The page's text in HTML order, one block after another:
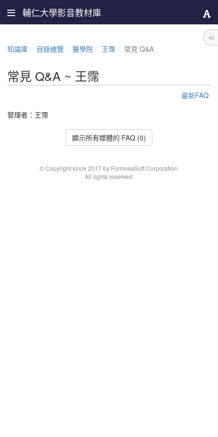
輔仁大學影音教材庫
知識庫 目錄總覽 醫學院 王霈 常見 Q&A
常見 Q&A ~ 王霈
最新FAQ
管理者： 王霈
顯示所有媒體的 FAQ (0)
© Copyright since 2017 by FormosaSoft Corporation.
All rights reserved.